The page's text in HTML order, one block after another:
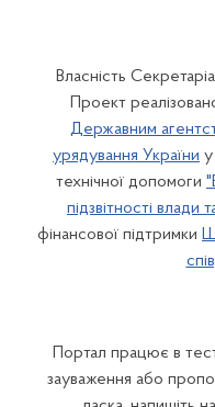
Власність
Проект
Державним
урядування України
технічної допомоги
підзвітності влади
фінансової підтримки
Портал працює в
зауваження або